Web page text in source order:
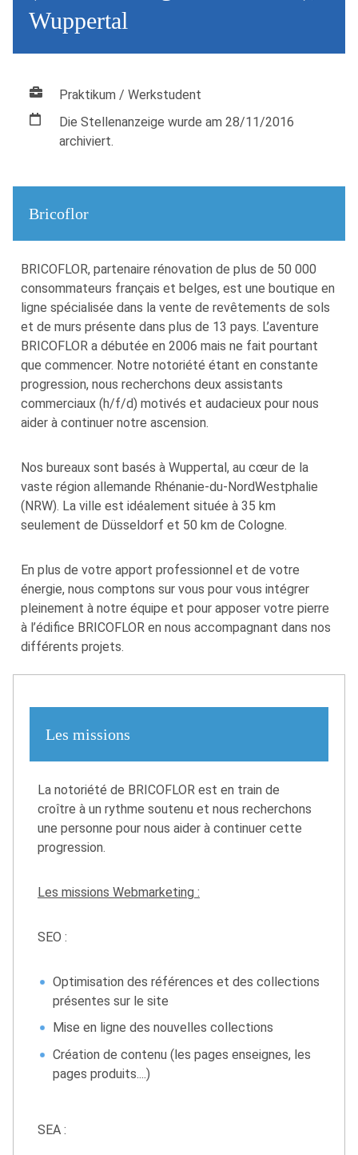
Wuppertal
Praktikum / Werkstudent
Die Stellenanzeige wurde am 28/11/2016
archiviert.
Bricoflor
BRICOFLOR, partenaire rénovation de plus de 50 000
consommateurs français et belges, est une boutique en
ligne spécialisée dans la vente de revêtements de sols
et de murs présente dans plus de 13 pays. L’aventure
BRICOFLOR a débutée en 2006 mais ne fait pourtant
que commencer. Notre notoriété étant en constante
progression, nous recherchons deux assistants
commerciaux (h/f/d) motivés et audacieux pour nous
aider à continuer notre ascension.
Nos bureaux sont basés à Wuppertal, au cœur de la
vaste région allemande Rhénanie-du-NordWestphalie
(NRW). La ville est idéalement située à 35 km
seulement de Düsseldorf et 50 km de Cologne.
En plus de votre apport professionnel et de votre
énergie, nous comptons sur vous pour vous intégrer
pleinement à notre équipe et pour apposer votre pierre
à l’édifice BRICOFLOR en nous accompagnant dans nos
différents projets.
Les missions
La notoriété de BRICOFLOR est en train de
croître à un rythme soutenu et nous recherchons
une personne pour nous aider à continuer cette
progression.
Les missions Webmarketing :
SEO :
Optimisation des références et des collections
présentes sur le site
Mise en ligne des nouvelles collections
Création de contenu (les pages enseignes, les
pages produits....)
SEA :